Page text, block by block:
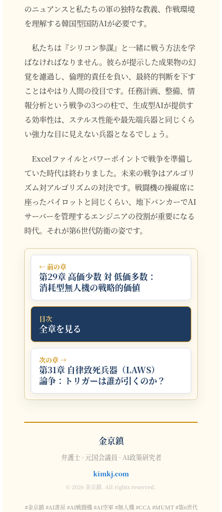
のニュアンスと私たちの軍の独特な教義、作戦環境
を理解する韓国型国防AIが必要です。
私たちは『シリコン参謀』と一緒に戦う方法を学
ばなければなりません。彼らが提示した成果物の幻
覚を濾過し、倫理的責任を負い、最終的判断を下す
ことはやはり人間の役目です。任務計画、整備、情
報分析という戦争の3つの柱で、生成型AIが提供す
る効率性は、ステルス性能や最先端兵器と同じくら
い強力な目に見えない兵器となるでしょう。
Excelファイルとパワーポイントで戦争を準備し
ていた時代は終わりました。未来の戦争はアルゴリ
ズム対アルゴリズムの対決です。戦闘機の操縦席に
座ったパイロットと同じくらい、地下バンカーでAI
サーバーを管理するエンジニアの役割が重要になる
時代。それが第6世代防衛の姿です。
← 前の章
第29章 高価少数 対 低価多数：
消耗型無人機の戦略的価値
目次
全章を見る
次の章 →
第31章 自律致死兵器（LAWS）
論争：トリガーは誰が引くのか？
金京鎮
弁護士 · 元国会議員 · AI政策研究者
kimkj.com
© 2026 金京鎮. All rights reserved.
#金京鎮 #AI書房 #AI戦闘機 #AI空軍 #無人機 #CCA #MUMT #第6世代